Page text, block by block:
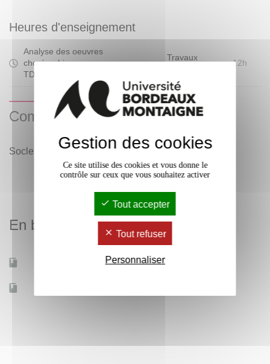
Heures d'enseignement
Analyse des oeuvres
chorégrahiques au programme -
TD
Travaux
12h
Compétences visées
Socle culturel.
En bref
Non
Gestion des cookies
Ce site utilise des cookies et vous donne le
contrôle sur ceux que vous souhaitez activer
Tout accepter
Tout refuser
Personnaliser